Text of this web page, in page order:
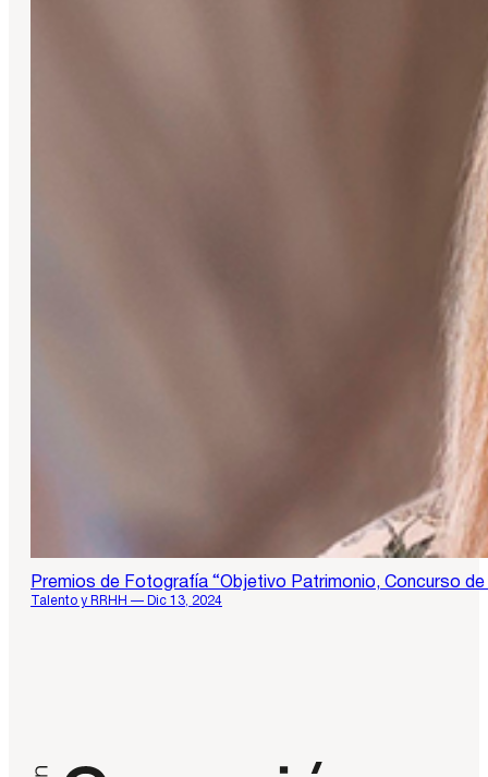
Premios de Fotografía “Objetivo Patrimonio, Concurso
Talento y RRHH — Dic 13, 2024